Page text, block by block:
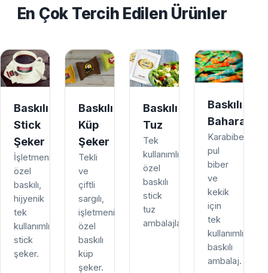
En Çok Tercih Edilen Ürünler
Baskılı
Stick
Şeker
İşletmenize
özel
baskılı,
hijyenik
tek
kullanımlık
stick
şeker.
Baskılı
Küp
Şeker
Tekli
ve
çiftli
sargılı,
işletmenize
özel
baskılı
küp
şeker.
Baskılı
Tuz
Tek
kullanımlık,
özel
baskılı
stick
tuz
ambalajları.
Baskılı
Baharat
Karabiber,
pul
biber
ve
kekik
için
tek
kullanımlık
baskılı
ambalaj.